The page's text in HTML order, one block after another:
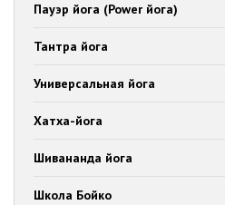
Пауэр йога (Power йога)
Тантра йога
Универсальная йога
Хатха-йога
Шивананда йога
Школа Бойко